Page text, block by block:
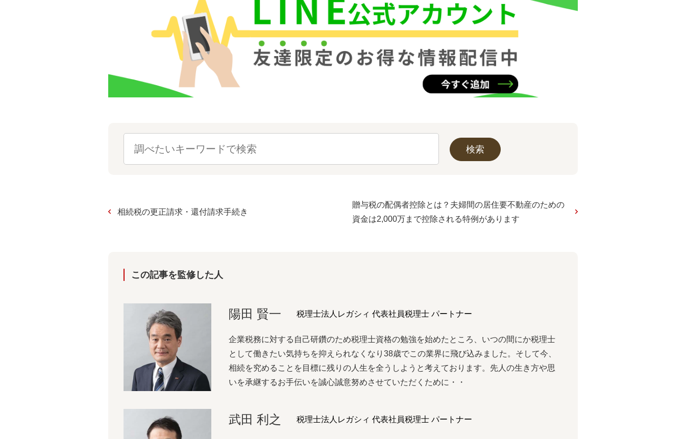
相続税の更正請求・還付請求手続き
贈与税の配偶者控除とは？夫婦間の居住要不動産のための
資金は2,000万まで控除される特例があります
この記事を監修した⼈
陽⽥ 賢⼀ 税理士法人レガシィ 代表社員税理士 パートナー
企業税務に対する⾃⼰研鑽のため税理⼠資格の勉強を始めたところ、いつの間にか税理⼠
として働きたい気持ちを抑えられなくなり38歳でこの業界に⾶び込みました。そして今、
相続を究めることを⽬標に残りの⼈⽣を全うしようと考えております。先⼈の⽣き⽅や思
いを承継するお⼿伝いを誠⼼誠意努めさせていただくために・・
武田 利之 税理士法人レガシィ 代表社員税理士 パートナー